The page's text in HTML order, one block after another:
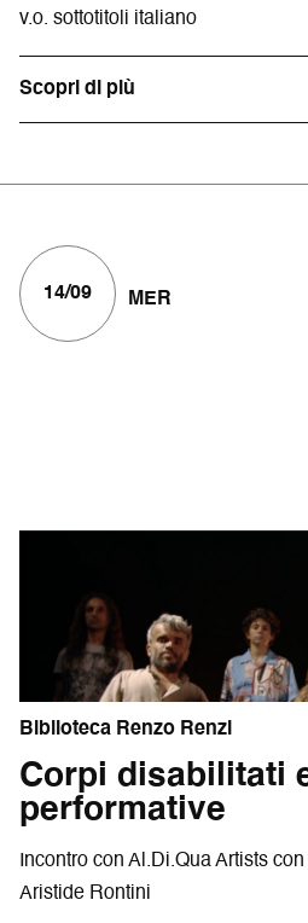
v.o. sottotitoli italiano
Scopri di più
14/09 MER
Biblioteca Renzo Renzi
Corpi disabilitati
performative
Incontro con Al.Di.Qua Artists
Aristide Rontini